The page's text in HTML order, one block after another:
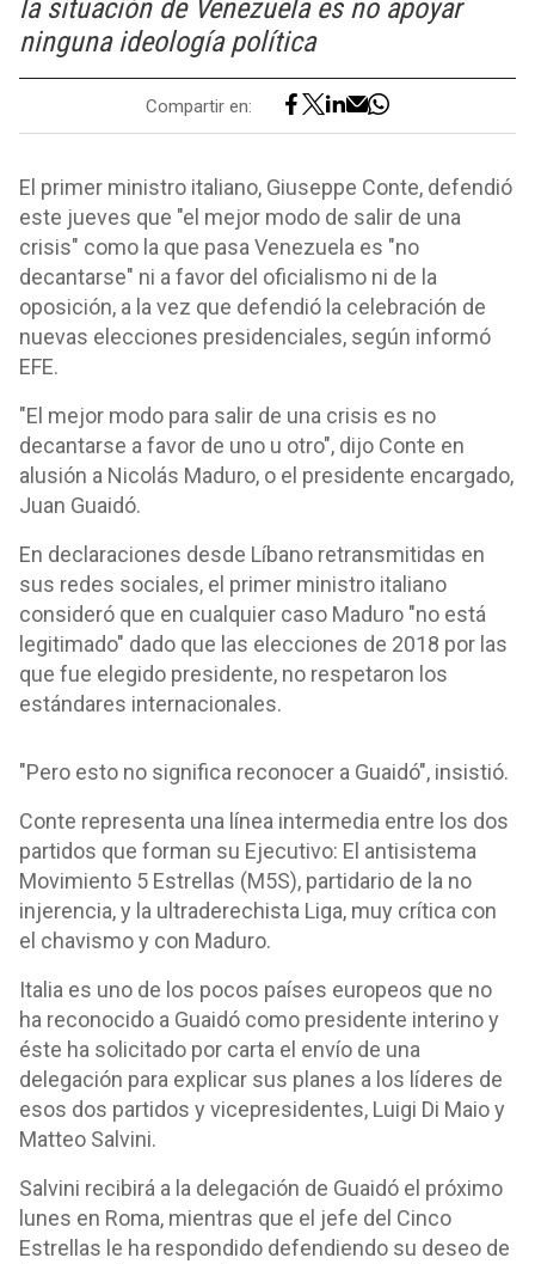
la situación de Venezuela es no apoyar
ninguna ideología política
Compartir en:
El primer ministro italiano, Giuseppe Conte, defendió
este jueves que "el mejor modo de salir de una
crisis" como la que pasa Venezuela es "no
decantarse" ni a favor del oficialismo ni de la
oposición, a la vez que defendió la celebración de
nuevas elecciones presidenciales, según informó
EFE.
"El mejor modo para salir de una crisis es no
decantarse a favor de uno u otro", dijo Conte en
alusión a Nicolás Maduro, o el presidente encargado,
Juan Guaidó.
En declaraciones desde Líbano retransmitidas en
sus redes sociales, el primer ministro italiano
consideró que en cualquier caso Maduro "no está
legitimado" dado que las elecciones de 2018 por las
que fue elegido presidente, no respetaron los
estándares internacionales.
"Pero esto no significa reconocer a Guaidó", insistió.
Conte representa una línea intermedia entre los dos
partidos que forman su Ejecutivo: El antisistema
Movimiento 5 Estrellas (M5S), partidario de la no
injerencia, y la ultraderechista Liga, muy crítica con
el chavismo y con Maduro.
Italia es uno de los pocos países europeos que no
ha reconocido a Guaidó como presidente interino y
éste ha solicitado por carta el envío de una
delegación para explicar sus planes a los líderes de
esos dos partidos y vicepresidentes, Luigi Di Maio y
Matteo Salvini.
Salvini recibirá a la delegación de Guaidó el próximo
lunes en Roma, mientras que el jefe del Cinco
Estrellas le ha respondido defendiendo su deseo de